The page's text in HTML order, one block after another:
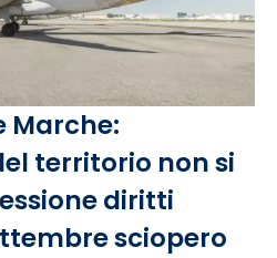
Marche:
territorio non si
diritti
sciopero